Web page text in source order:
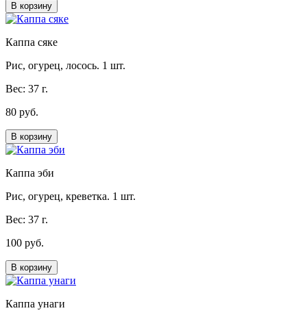
В корзину
Каппа сяке
Рис, огурец, лосось. 1 шт.
Вес: 37 г.
80 руб.
В корзину
Каппа эби
Рис, огурец, креветка. 1 шт.
Вес: 37 г.
100 руб.
В корзину
Каппа унаги